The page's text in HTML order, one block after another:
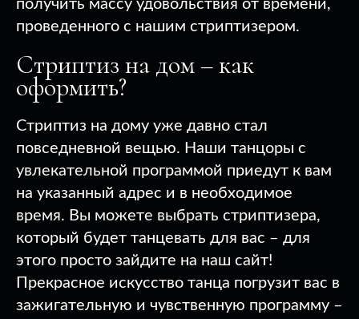
получить массу удовольствия от времени,
проведенного с нашим стриптизером.
Стриптиз на дом – как
оформить?
Стриптиз на дому уже давно стал
повседневной вещью. Наши танцоры с
увлекательной программой приедут к вам
на указанный адрес и в необходимое
время. Вы можете выбрать стриптизера,
который будет танцевать для вас – для
этого просто зайдите на наш сайт!
Прекрасное искусство танца погрузит вас в
зажигательную и чувственную программу –